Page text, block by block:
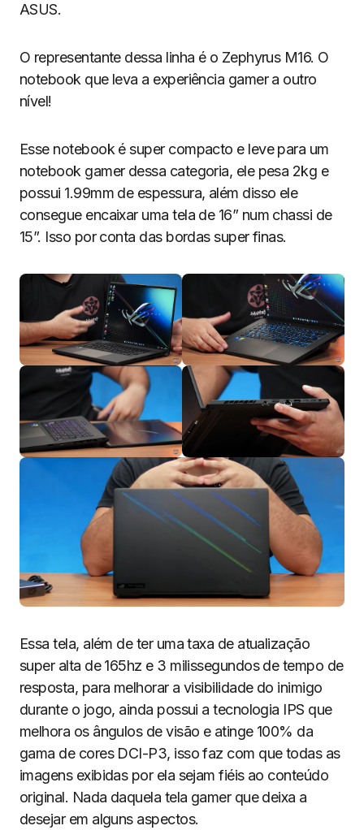
ASUS.
O representante dessa linha é o Zephyrus M16. O
notebook que leva a experiência gamer a outro
nível!
Esse notebook é super compacto e leve para um
notebook gamer dessa categoria, ele pesa 2kg e
possui 1.99mm de espessura, além disso ele
consegue encaixar uma tela de 16” num chassi de
15”. Isso por conta das bordas super finas.
Essa tela, além de ter uma taxa de atualização
super alta de 165hz e 3 milissegundos de tempo de
resposta, para melhorar a visibilidade do inimigo
durante o jogo, ainda possui a tecnologia IPS que
melhora os ângulos de visão e atinge 100% da
gama de cores DCI-P3, isso faz com que todas as
imagens exibidas por ela sejam fiéis ao conteúdo
original. Nada daquela tela gamer que deixa a
desejar em alguns aspectos.